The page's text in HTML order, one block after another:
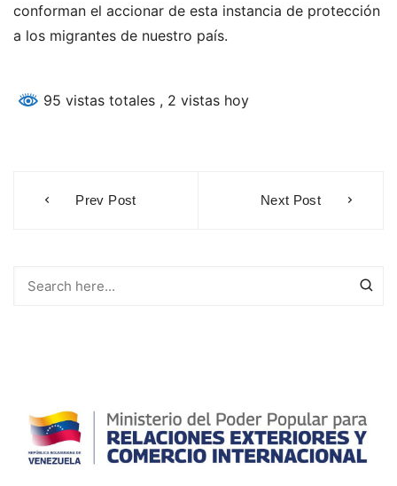
conforman el accionar de esta instancia de protección
a los migrantes de nuestro país.
95 vistas totales , 2 vistas hoy
Prev Post Next Post